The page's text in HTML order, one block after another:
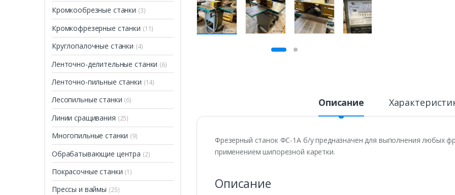
Описание
Фрезерный станок ФС-1А б/у предназначен для выполнения любых
применением шипорезной каретки.
Описание
Кромкообрезные станки (3)
Кромкофрезерные станки (11)
Круглопалочные станки (4)
Ленточно-делительные станки (6)
Ленточно-пильные станки (14)
Лесопильные станки (6)
Линии сращивания (25)
Многопильные станки (9)
Обрабатывающие центра (2)
Покрасочные станки (1)
Прессы и ваймы (25)